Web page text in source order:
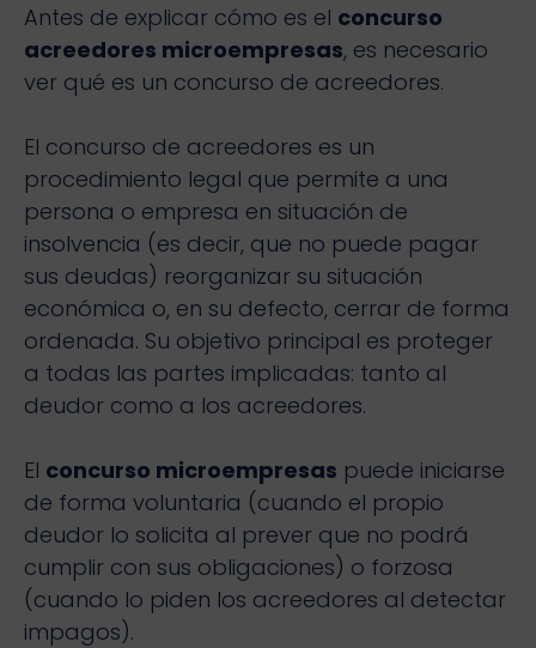
Antes de explicar cómo es el concurso
acreedores microempresas, es necesario
ver qué es un concurso de acreedores.
El concurso de acreedores es un
procedimiento legal que permite a una
persona o empresa en situación de
insolvencia (es decir, que no puede pagar
sus deudas) reorganizar su situación
económica o, en su defecto, cerrar de forma
ordenada. Su objetivo principal es proteger
a todas las partes implicadas: tanto al
deudor como a los acreedores.
El concurso microempresas puede iniciarse
de forma voluntaria (cuando el propio
deudor lo solicita al prever que no podrá
cumplir con sus obligaciones) o forzosa
(cuando lo piden los acreedores al detectar
impagos).